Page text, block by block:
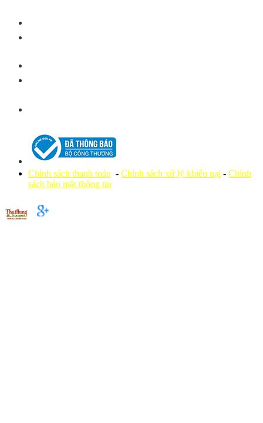
Chính sách thanh toán - Chính sách xử lý khiếu nại - Chính
sách bảo mật thông tin